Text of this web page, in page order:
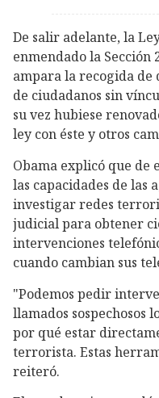
De salir adelante, la
enmendado la Sección
ampara la recogida de
de ciudadanos sin
su vez hubiese
ley con éste y otros
Obama explicó que de
las capacidades de las
investigar redes
judicial para obtener
intervenciones
cuando cambian sus
"Podemos pedir
llamados sospechosos
por qué estar
terrorista. Estas
reiteró.